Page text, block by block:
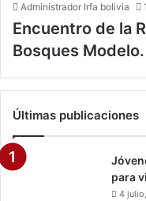
Administrador Irfa bolivia
Encuentro de la
Bosques Modelo.
Últimas publicaciones
para
4